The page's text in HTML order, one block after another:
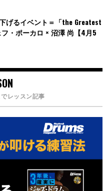
げるイベント＝「the Greatest
・ポーカロ × 沼澤 尚【4月5
レッスン記事